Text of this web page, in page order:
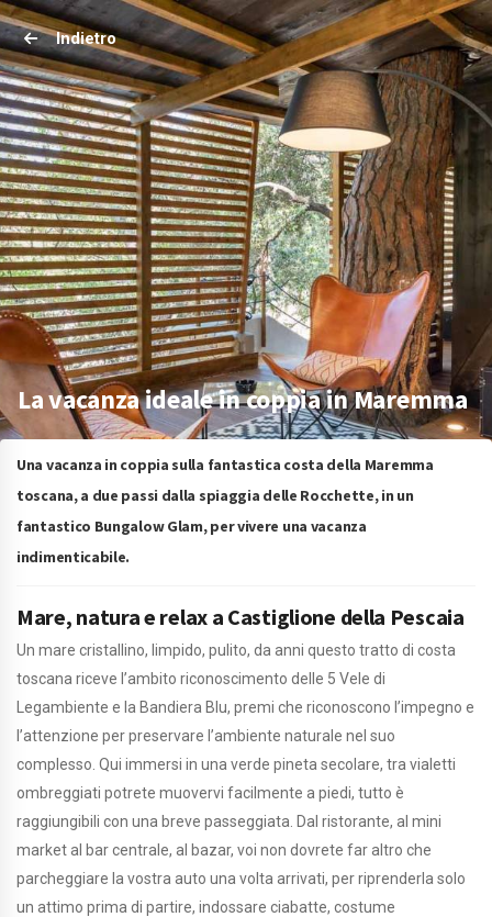
Indietro
La vacanza ideale in coppia in Maremma
Una vacanza in coppia sulla fantastica costa della Maremma
toscana, a due passi dalla spiaggia delle Rocchette, in un
fantastico Bungalow Glam, per vivere una vacanza
indimenticabile.
Mare, natura e relax a Castiglione della Pescaia
Un mare cristallino, limpido, pulito, da anni questo tratto di costa
toscana riceve l’ambito riconoscimento delle 5 Vele di
Legambiente e la Bandiera Blu, premi che riconoscono l’impegno e
l’attenzione per preservare l’ambiente naturale nel suo
complesso. Qui immersi in una verde pineta secolare, tra vialetti
ombreggiati potrete muovervi facilmente a piedi, tutto è
raggiungibili con una breve passeggiata. Dal ristorante, al mini
market al bar centrale, al bazar, voi non dovrete far altro che
parcheggiare la vostra auto una volta arrivati, per riprenderla solo
un attimo prima di partire, indossare ciabatte, costume